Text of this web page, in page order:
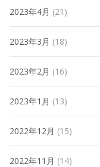
2023年4月 (21)
2023年3月 (18)
2023年2月 (16)
2023年1月 (13)
2022年12月 (15)
2022年11月 (14)